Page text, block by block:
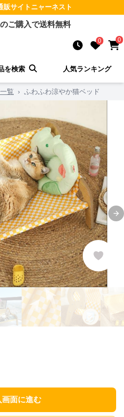
販サイトニャーネスト
ご購入で送料無料
0 0
を検索 人気ランキング
覧 › ふわふわ涼やか猫ベッド
画面に進む